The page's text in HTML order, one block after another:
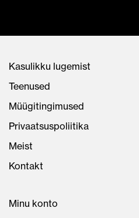
Kasulikku lugemist
Teenused
Müügitingimused
Privaatsuspoliitika
Meist
Kontakt
Minu konto